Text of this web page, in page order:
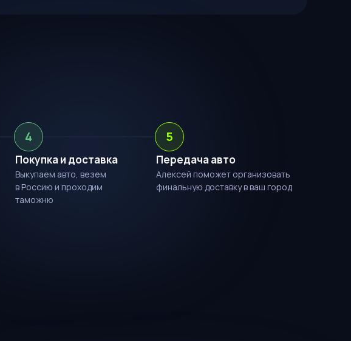
4
Покупка и доставка
Выкупаем авто, везем
в Россию и проходим
таможню
5
Передача авто
Алексей поможет организовать
финальную доставку в ваш город